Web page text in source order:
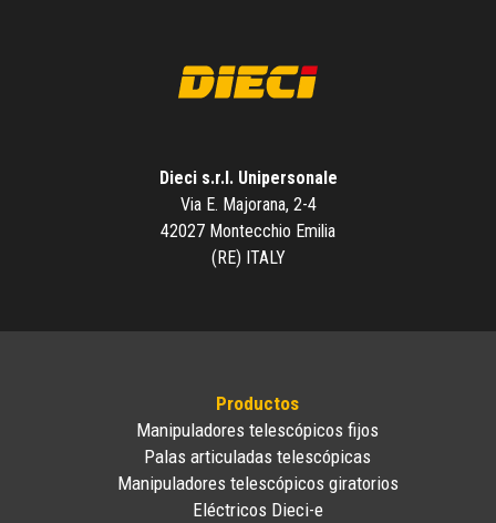
Dieci s.r.l. Unipersonale
Via E. Majorana, 2-4
42027 Montecchio Emilia
(RE) ITALY
Productos
Manipuladores telescópicos fijos
Palas articuladas telescópicas
Manipuladores telescópicos giratorios
Eléctricos Dieci-e